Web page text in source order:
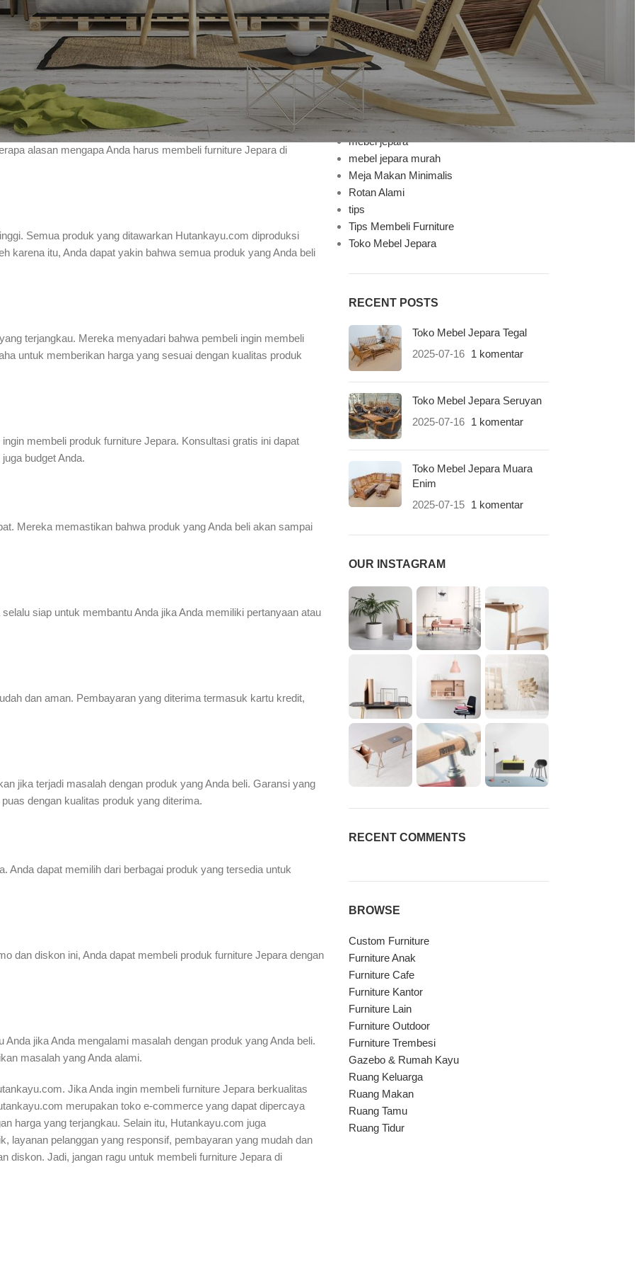
di Indonesia. Furniture Jepara adalah salah satu produk yang
dari produk yang paling banyak dicari dan dibeli oleh para pembeli
tinggi dan juga karena harganya yang relatif murah. Jika Anda ingin
e-commerce yang terpercaya dan memiliki produk furniture Jepara
Hutankayu.com adalah toko e-commerce yang
alasan mengapa Anda harus membeli furniture Jepara di
Semua produk yang ditawarkan Hutankayu.com diproduksi
karena itu, Anda dapat yakin bahwa semua produk yang Anda beli
terjangkau. Mereka menyadari bahwa pembeli ingin membeli
untuk memberikan harga yang sesuai dengan kualitas produk
membeli produk furniture Jepara. Konsultasi gratis ini dapat
budget Anda.
Mereka memastikan bahwa produk yang Anda beli akan sampai
siap untuk membantu Anda jika Anda memiliki pertanyaan atau
dan aman. Pembayaran yang diterima termasuk kartu kredit,
jika terjadi masalah dengan produk yang Anda beli. Garansi yang
dengan kualitas produk yang diterima.
Anda dapat memilih dari berbagai produk yang tersedia untuk
dan diskon ini, Anda dapat membeli produk furniture Jepara dengan
jika Anda mengalami masalah dengan produk yang Anda beli.
masalah yang Anda alami.
Jika Anda ingin membeli furniture Jepara berkualitas
merupakan toko e-commerce yang dapat dipercaya
harga yang terjangkau. Selain itu, Hutankayu.com juga
layanan pelanggan yang responsif, pembayaran yang mudah dan
diskon. Jadi, jangan ragu untuk membeli furniture Jepara di
Bufet TV
Decoration
Design trends
Furniture
Furniture Mebel Jepara
Handycraft
Inspiration
Jenis Finishing
mebel jepara
mebel jepara murah
Meja Makan Minimalis
Rotan Alami
tips
Tips Membeli Furniture
Toko Mebel Jepara
RECENT POSTS
Toko Mebel Jepara Tegal
2025-07-16 1 komentar
Toko Mebel Jepara Seruyan
2025-07-16 1 komentar
Toko Mebel Jepara Muara
Enim
2025-07-15 1 komentar
OUR INSTAGRAM
RECENT COMMENTS
BROWSE
Custom Furniture
Furniture Anak
Furniture Cafe
Furniture Kantor
Furniture Lain
Furniture Outdoor
Furniture Trembesi
Gazebo & Rumah Kayu
Ruang Keluarga
Ruang Makan
Ruang Tamu
Ruang Tidur